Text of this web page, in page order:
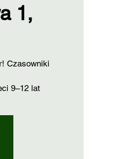
1,
Czasowniki
9–12 lat